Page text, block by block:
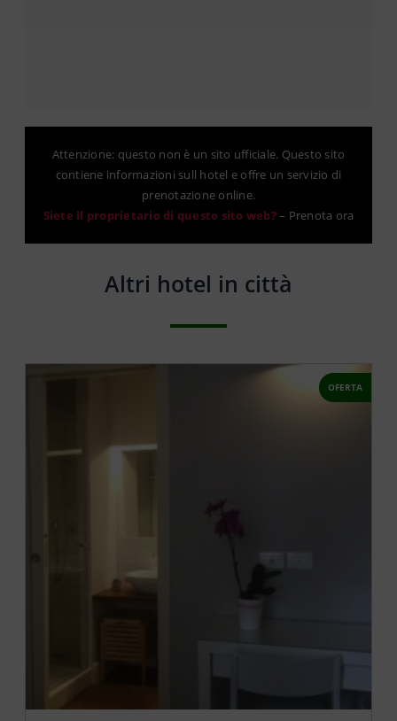
Attenzione: questo non è un sito ufficiale. Questo sito
contiene informazioni sull hotel e offre un servizio di
prenotazione online.
Siete il proprietario di questo sito web?– Prenota ora
Altri hotel in città
OFERTA